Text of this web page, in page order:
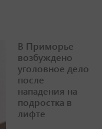
В Приморье
возбуждено
уголовное дело
после
нападения на
подростка в
лифте